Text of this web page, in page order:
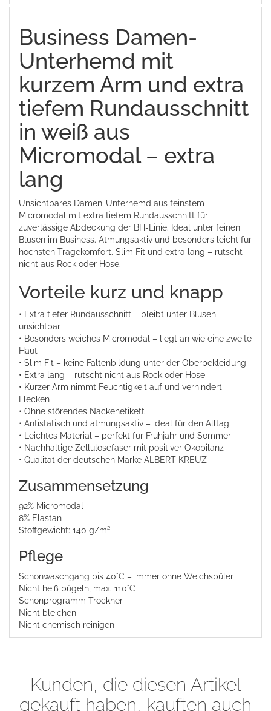
Business Damen-
Unterhemd mit
kurzem Arm und extra
tiefem Rundausschnitt
in weiß aus
Micromodal – extra
lang
Unsichtbares Damen-Unterhemd aus feinstem
Micromodal mit extra tiefem Rundausschnitt für
zuverlässige Abdeckung der BH-Linie. Ideal unter feinen
Blusen im Business. Atmungsaktiv und besonders leicht für
höchsten Tragekomfort. Slim Fit und extra lang – rutscht
nicht aus Rock oder Hose.
Vorteile kurz und knapp
• Extra tiefer Rundausschnitt – bleibt unter Blusen
unsichtbar
• Besonders weiches Micromodal – liegt an wie eine zweite
Haut
• Slim Fit – keine Faltenbildung unter der Oberbekleidung
• Extra lang – rutscht nicht aus Rock oder Hose
• Kurzer Arm nimmt Feuchtigkeit auf und verhindert
Flecken
• Ohne störendes Nackenetikett
• Antistatisch und atmungsaktiv – ideal für den Alltag
• Leichtes Material – perfekt für Frühjahr und Sommer
• Nachhaltige Zellulosefaser mit positiver Ökobilanz
• Qualität der deutschen Marke ALBERT KREUZ
Zusammensetzung
92% Micromodal
8% Elastan
Stoffgewicht: 140 g/m²
Pflege
Schonwaschgang bis 40°C – immer ohne Weichspüler
Nicht heiß bügeln, max. 110°C
Schonprogramm Trockner
Nicht bleichen
Nicht chemisch reinigen
Kunden, die diesen Artikel
gekauft haben, kauften auch